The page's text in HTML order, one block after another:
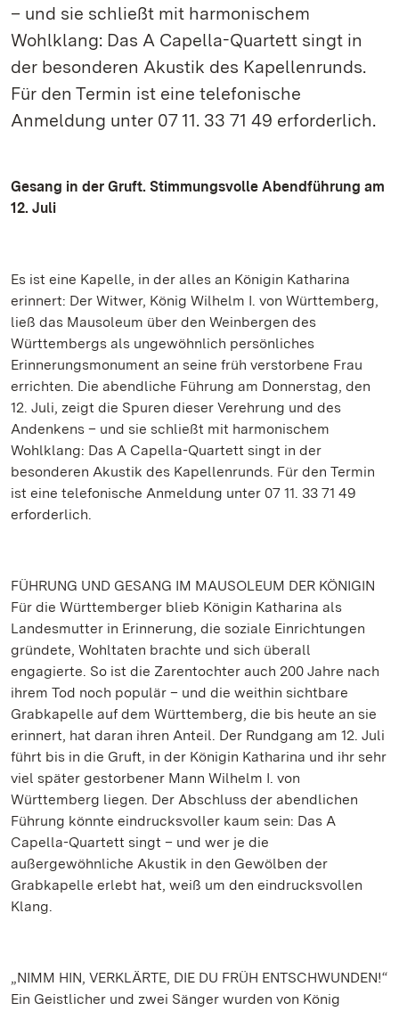
– und sie schließt mit harmonischem
Wohlklang: Das A Capella-Quartett singt in
der besonderen Akustik des Kapellenrunds.
Für den Termin ist eine telefonische
Anmeldung unter 07 11. 33 71 49 erforderlich.
Gesang in der Gruft. Stimmungsvolle Abendführung am
12. Juli
Es ist eine Kapelle, in der alles an Königin Katharina
erinnert: Der Witwer, König Wilhelm I. von Württemberg,
ließ das Mausoleum über den Weinbergen des
Württembergs als ungewöhnlich persönliches
Erinnerungsmonument an seine früh verstorbene Frau
errichten. Die abendliche Führung am Donnerstag, den
12. Juli, zeigt die Spuren dieser Verehrung und des
Andenkens – und sie schließt mit harmonischem
Wohlklang: Das A Capella-Quartett singt in der
besonderen Akustik des Kapellenrunds. Für den Termin
ist eine telefonische Anmeldung unter 07 11. 33 71 49
erforderlich.
FÜHRUNG UND GESANG IM MAUSOLEUM DER KÖNIGIN
Für die Württemberger blieb Königin Katharina als
Landesmutter in Erinnerung, die soziale Einrichtungen
gründete, Wohltaten brachte und sich überall
engagierte. So ist die Zarentochter auch 200 Jahre nach
ihrem Tod noch populär – und die weithin sichtbare
Grabkapelle auf dem Württemberg, die bis heute an sie
erinnert, hat daran ihren Anteil. Der Rundgang am 12. Juli
führt bis in die Gruft, in der Königin Katharina und ihr sehr
viel später gestorbener Mann Wilhelm I. von
Württemberg liegen. Der Abschluss der abendlichen
Führung könnte eindrucksvoller kaum sein: Das A
Capella-Quartett singt – und wer je die
außergewöhnliche Akustik in den Gewölben der
Grabkapelle erlebt hat, weiß um den eindrucksvollen
Klang.
„NIMM HIN, VERKLÄRTE, DIE DU FRÜH ENTSCHWUNDEN!“
Ein Geistlicher und zwei Sänger wurden von König